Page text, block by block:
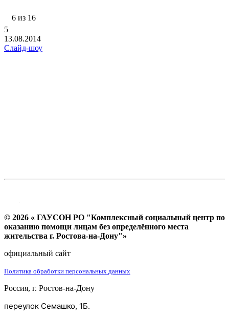
6 из 16
5
13.08.2014
Слайд-шоу
© 2026 « ГАУСОН РО "Комплексный социальный центр по
оказанию помощи лицам без определённого места
жительства г. Ростова-на-Дону"»
официальный сайт
Политика обработки персональных данных
Россия, г. Ростов-на-Дону
переулок Семашко, 1Б.